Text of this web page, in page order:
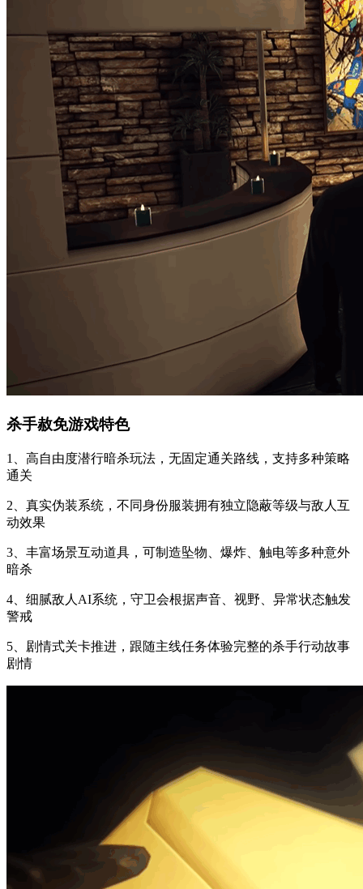
杀手赦免游戏特色
1、高自由度潜行暗杀玩法，无固定通关路线，支持多种策略
通关
2、真实伪装系统，不同身份服装拥有独立隐蔽等级与敌人互
动效果
3、丰富场景互动道具，可制造坠物、爆炸、触电等多种意外
暗杀
4、细腻敌人AI系统，守卫会根据声音、视野、异常状态触发
警戒
5、剧情式关卡推进，跟随主线任务体验完整的杀手行动故事
剧情